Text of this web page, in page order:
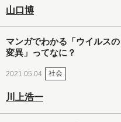
山口博
マンガでわかる「ウイルスの
変異」ってなに？
2021.05.04 社会
川上浩一